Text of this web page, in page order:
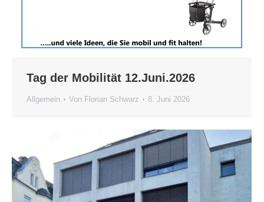
Tag der Mobilität 12.Juni.2026
Allgemein Von Florian Schwarz 8. Juni 2026